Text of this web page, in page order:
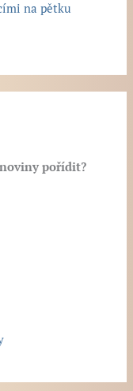
na pětku
pořídit?